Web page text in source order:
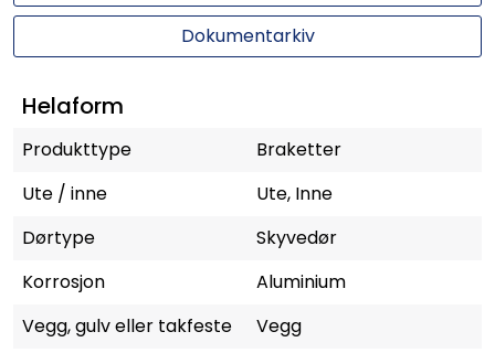
Dokumentarkiv
Helaform
Produkttype
Braketter
Ute / inne
Ute, Inne
Dørtype
Skyvedør
Korrosjon
Aluminium
Vegg, gulv eller takfeste
Vegg